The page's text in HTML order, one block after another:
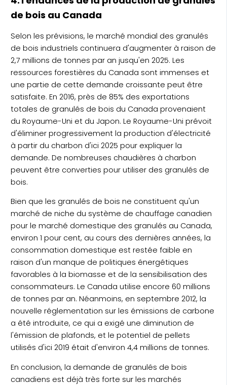
de bois au Canada
Selon les prévisions, le marché mondial des granulés
de bois industriels continuera d'augmenter à raison de
2,7 millions de tonnes par an jusqu'en 2025. Les
ressources forestières du Canada sont immenses et
une partie de cette demande croissante peut être
satisfaite. En 2016, près de 85% des exportations
totales de granulés de bois du Canada provenaient
du Royaume-Uni et du Japon. Le Royaume-Uni prévoit
d'éliminer progressivement la production d'électricité
à partir du charbon d'ici 2025 pour expliquer la
demande. De nombreuses chaudières à charbon
peuvent être converties pour utiliser des granulés de
bois.
Bien que les granulés de bois ne constituent qu'un
marché de niche du système de chauffage canadien
pour le marché domestique des granulés au Canada,
environ 1 pour cent, au cours des dernières années, la
consommation domestique est restée faible en
raison d'un manque de politiques énergétiques
favorables à la biomasse et de la sensibilisation des
consommateurs. Le Canada utilise encore 60 millions
de tonnes par an. Néanmoins, en septembre 2012, la
nouvelle réglementation sur les émissions de carbone
a été introduite, ce qui a exigé une diminution de
l'émission de plafonds, et le potentiel de pellets
utilisés d'ici 2019 était d'environ 4,4 millions de tonnes.
En conclusion, la demande de granulés de bois
canadiens est déjà très forte sur les marchés